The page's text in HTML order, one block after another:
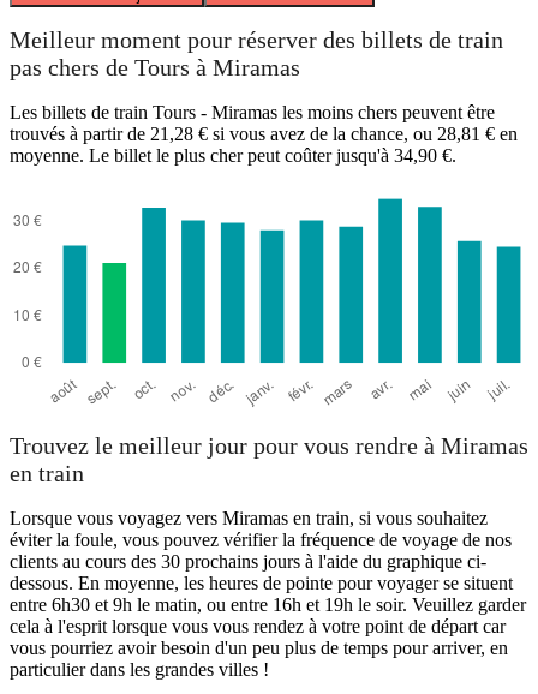
Meilleur moment pour réserver des billets de train
pas chers de Tours à Miramas
Les billets de train Tours - Miramas les moins chers peuvent être
trouvés à partir de 21,28 € si vous avez de la chance, ou 28,81 € en
moyenne. Le billet le plus cher peut coûter jusqu'à 34,90 €.
Trouvez le meilleur jour pour vous rendre à Miramas
en train
Lorsque vous voyagez vers Miramas en train, si vous souhaitez
éviter la foule, vous pouvez vérifier la fréquence de voyage de nos
clients au cours des 30 prochains jours à l'aide du graphique ci-
dessous. En moyenne, les heures de pointe pour voyager se situent
entre 6h30 et 9h le matin, ou entre 16h et 19h le soir. Veuillez garder
cela à l'esprit lorsque vous vous rendez à votre point de départ car
vous pourriez avoir besoin d'un peu plus de temps pour arriver, en
particulier dans les grandes villes !